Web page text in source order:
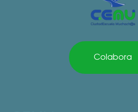
Colabora